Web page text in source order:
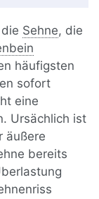
Sehne, die
häufigsten
sofort
eine
Ursächlich ist
äußere
bereits